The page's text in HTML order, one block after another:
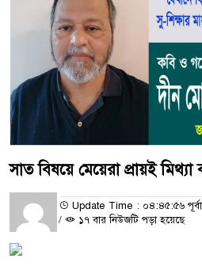
সাত বিষয়ে মেয়েরা প্রায়ই মিথ্যা
Update Time : ০৪:৪৫:৫৬
/
১৭ বার নিউজটি পড়া হয়েছে